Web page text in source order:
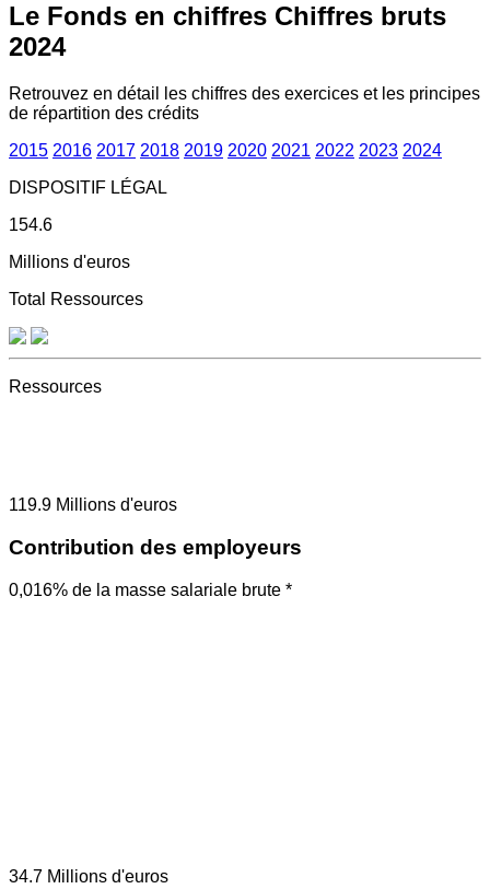
Le Fonds en chiffres Chiffres bruts
2024
Retrouvez en détail les chiffres des exercices et les principes
de répartition des crédits
2015 2016 2017 2018 2019 2020 2021 2022 2023 2024
DISPOSITIF LÉGAL
154.6
Millions d'euros
Total Ressources
Ressources
119.9 Millions d'euros
Contribution des employeurs
0,016% de la masse salariale brute *
34.7 Millions d'euros